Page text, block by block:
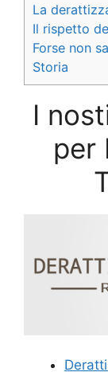
La
Il rispetto
Forse non
Storia
I
per